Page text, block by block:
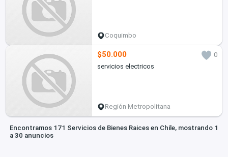
Coquimbo
$50.000
0
servicios electricos
Región Metropolitana
Encontramos 171 Servicios de Bienes Raices en Chile, mostrando 1
a 30 anuncios